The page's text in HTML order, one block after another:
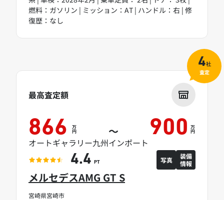
燃料：ガソリン | ミッション：AT | ハンドル：右 | 修
復歴：なし
宮崎県宮崎市
メルセデスAMG GT S
最高査定額
866 万
円 ～ 900 万
円
オートギャラリー九州インポート
4.4 PT 写真
装備
情報
4社
査定